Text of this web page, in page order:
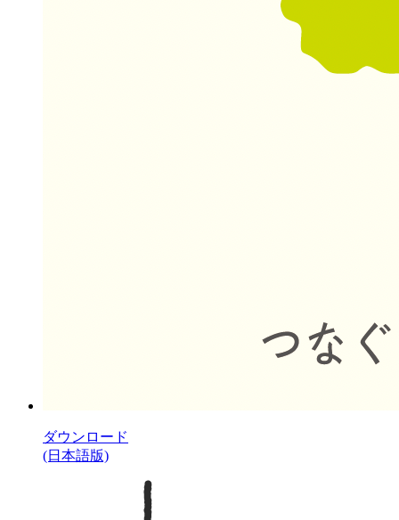
ダウンロード
(日本語版)